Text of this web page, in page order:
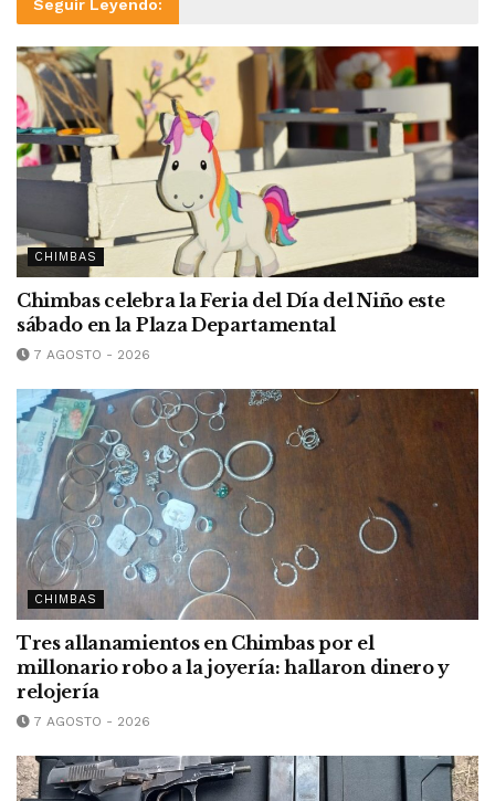
Seguir Leyendo:
CHIMBAS
Chimbas celebra la Feria del Día del Niño este
sábado en la Plaza Departamental
7 AGOSTO - 2026
CHIMBAS
Tres allanamientos en Chimbas por el
millonario robo a la joyería: hallaron dinero y
relojería
7 AGOSTO - 2026